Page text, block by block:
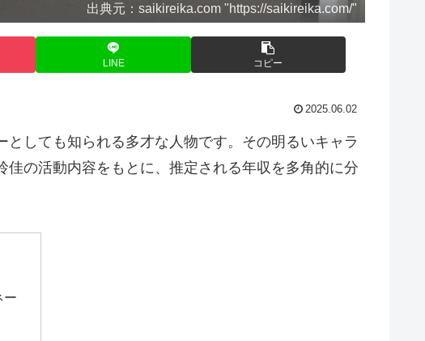
出典元：saikireika.com "https://saikireika.com/"
LINE コピー
2025.06.02
しても知られる多才な人物です。その明るいキャラ
の活動内容をもとに、推定される年収を多角的に分
ー